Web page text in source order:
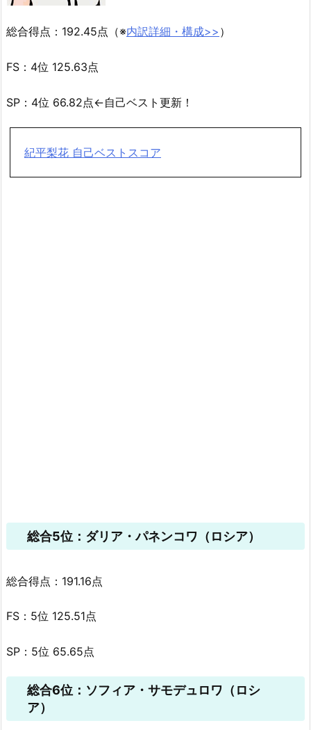
総合得点：192.45点（※内訳詳細・構成>> ）
FS：4位 125.63点
SP：4位 66.82点←自己ベスト更新！
紀平梨花 自己ベストスコア
総合5位：ダリア・パネンコワ（ロシア）
総合得点：191.16点
FS：5位 125.51点
SP：5位 65.65点
総合6位：ソフィア・サモデュロワ（ロシ
ア）